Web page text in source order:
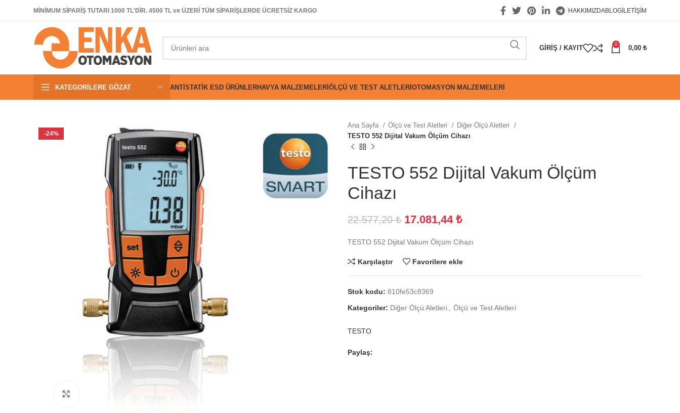
MİNİMUM SİPARİŞ TUTARI 1000 TL'DİR. 4500 TL ve ÜZERİ TÜM SİPARİŞLERDE ÜCRETSİZ KARGO HAKKIMIZDABLOGİLETIŞIM
GIRIŞ / KAYIT
0
0,00 ₺
KATEGORILERE GÖZAT ANTISTATIK ESD ÜRÜNLERHAVYA MALZEMELERIÖLÇÜ VE TEST ALETLERIOTOMASYON MALZEMELERI
-24%
Ana Sayfa Ölçü ve Test Aletleri
Diğer Ölçü Aletleri
TESTO 552 Dijital Vakum Ölçüm Cihazı
TESTO 552 Dijital Vakum Ölçüm
Cihazı
22.577,20₺ 17.081,44 ₺
TESTO 552 Dijital Vakum Ölçüm Cihazı
Karşılaştır Favorilere ekle
Stok kodu: 810fe53c8369
Kategoriler: Diğer Ölçü Aletleri Ölçü ve Test Aletleri
TESTO
Paylaş: